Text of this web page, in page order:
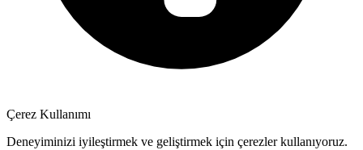
Çerez Kullanımı
Deneyiminizi iyileştirmek ve geliştirmek için çerezler kullanıyoruz.